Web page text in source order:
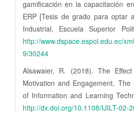
gamificación en la capacitación
ERP [Tesis de grado para optar
Industrial, Escuela Superior
http://www.dspace.espol.edu.ec/
9/30244
Alsawaier, R. (2018). The
Motivation and Engagement. The
of Information and Learning
http://dx.doi.org/10.1108/IJILT-02-